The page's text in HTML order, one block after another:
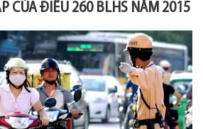
CỦA ĐIỀU 260 BLHS NĂM 2015